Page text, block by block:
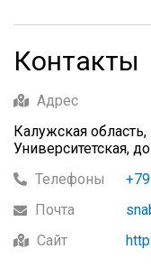
Контакты
Адрес
Калужская
Университетская,
Телефоны
Почта
Сайт